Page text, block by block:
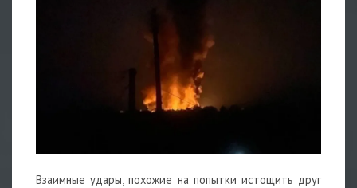
Взаимные удары, похожие на попытки истощить друг